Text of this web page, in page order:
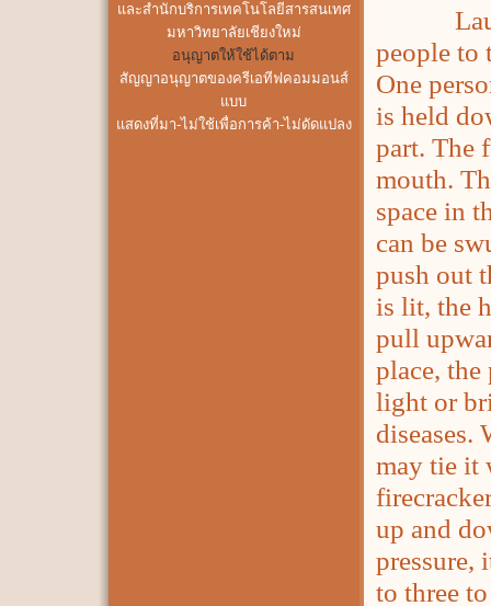
และสำนักบริการเทคโนโลยีสารสนเทศ
มหาวิทยาลัยเชียงใหม่
อนุญาตให้ใช้ได้ตาม
สัญญาอนุญาตของครีเอทีฟคอมมอนส์
แบบ
แสดงที่มา-ไม่ใช้เพื่อการค้า-ไม่ดัดแปลง
people to
One
is held
part. The
mouth.
space in
can be
push out
is lit, the
pull
place,
light or
diseases.
may tie it
up and
pressure,
to three